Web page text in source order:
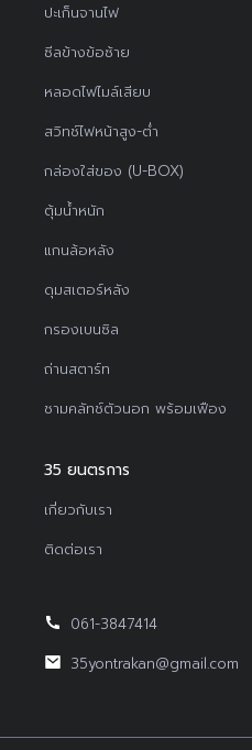
ปะเก็นจานไฟ
ซีลข้างข้อซ้าย
หลอดไฟไมล์เสียบ
สวิทช์ไฟหน้าสูง-ต่ำ
กล่องใส่ของ (U-BOX)
ตุ้มน้ำหนัก
แกนล้อหลัง
ดุมสเตอร์หลัง
กรองเบนซิล
ถ่านสตาร์ท
ชามคลัทช์ตัวนอก พร้อมเฟือง
35 ยนตรการ
เกี่ยวกับเรา
ติดต่อเรา
061-3847414
35yontrakan@gmail.com